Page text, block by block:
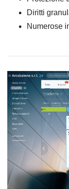
Diritti
Numerose